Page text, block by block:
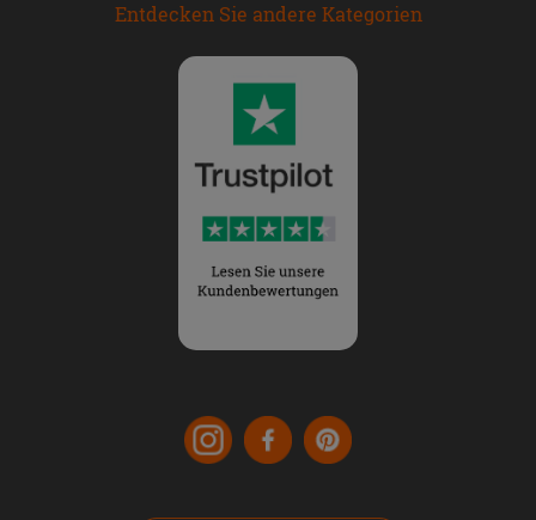
Entdecken Sie andere Kategorien